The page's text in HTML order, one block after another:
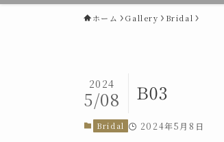
ホーム Gallery Bridal
B03
2024
5/08
Bridal 2024年5月8日